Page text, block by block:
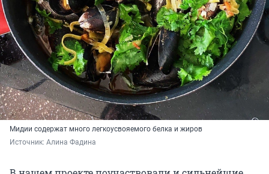
Мидии содержат много легкоусвояемого белка и жиров
Источник: Алина Фадина